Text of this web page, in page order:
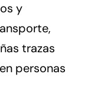
y
trazas
personas